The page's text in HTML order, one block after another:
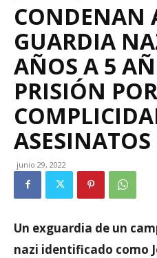
CONDENAN
GUARDIA
AÑOS A 5
PRISIÓN POR
ASESINATOS
junio 29, 2022
Un exguardia de un
nazi identificado como